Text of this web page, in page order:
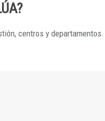
centros y departamentos.